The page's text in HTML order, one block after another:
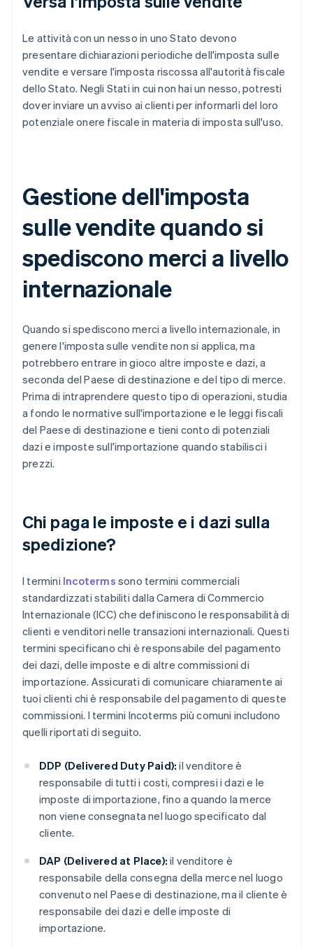
Le attività con un nesso in uno Stato devono
presentare dichiarazioni periodiche dell'imposta sulle
vendite e versare l'imposta riscossa all'autorità fiscale
dello Stato. Negli Stati in cui non hai un nesso, potresti
dover inviare un avviso ai clienti per informarli del loro
potenziale onere fiscale in materia di imposta sull'uso.
Gestione dell'imposta
sulle vendite quando si
spediscono merci a livello
internazionale
Quando si spediscono merci a livello internazionale, in
genere l'imposta sulle vendite non si applica, ma
potrebbero entrare in gioco altre imposte e dazi, a
seconda del Paese di destinazione e del tipo di merce.
Prima di intraprendere questo tipo di operazioni, studia
a fondo le normative sull'importazione e le leggi fiscali
del Paese di destinazione e tieni conto di potenziali
dazi e imposte sull'importazione quando stabilisci i
prezzi.
Chi paga le imposte e i dazi sulla
spedizione?
I termini Incoterms sono termini commerciali
standardizzati stabiliti dalla Camera di Commercio
Internazionale (ICC) che definiscono le responsabilità di
clienti e venditori nelle transazioni internazionali. Questi
termini specificano chi è responsabile del pagamento
dei dazi, delle imposte e di altre commissioni di
importazione. Assicurati di comunicare chiaramente ai
tuoi clienti chi è responsabile del pagamento di queste
commissioni. I termini Incoterms più comuni includono
quelli riportati di seguito.
DDP (Delivered Duty Paid): il venditore è
responsabile di tutti i costi, compresi i dazi e le
imposte di importazione, fino a quando la merce
non viene consegnata nel luogo specificato dal
cliente.
DAP (Delivered at Place): il venditore è
responsabile della consegna della merce nel luogo
convenuto nel Paese di destinazione, ma il cliente è
responsabile dei dazi e delle imposte di
importazione.